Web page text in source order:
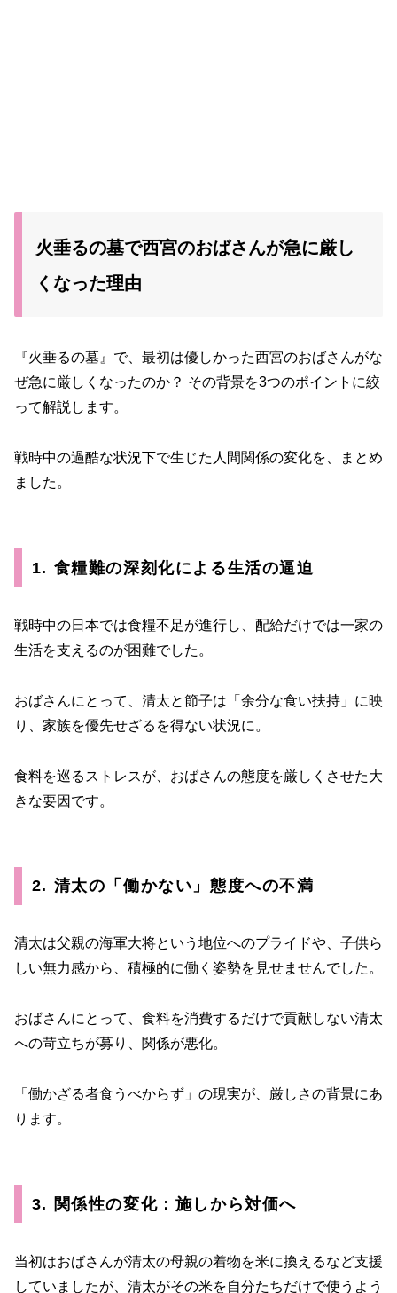
火垂るの墓で西宮のおばさんが急に厳し
くなった理由
『火垂るの墓』で、最初は優しかった西宮のおばさんがな
ぜ急に厳しくなったのか？ その背景を3つのポイントに絞
って解説します。
戦時中の過酷な状況下で生じた人間関係の変化を、まとめ
ました。
1. 食糧難の深刻化による生活の逼迫
戦時中の日本では食糧不足が進行し、配給だけでは一家の
生活を支えるのが困難でした。
おばさんにとって、清太と節子は「余分な食い扶持」に映
り、家族を優先せざるを得ない状況に。
食料を巡るストレスが、おばさんの態度を厳しくさせた大
きな要因です。
2. 清太の「働かない」態度への不満
清太は父親の海軍大将という地位へのプライドや、子供ら
しい無力感から、積極的に働く姿勢を見せませんでした。
おばさんにとって、食料を消費するだけで貢献しない清太
への苛立ちが募り、関係が悪化。
「働かざる者食うべからず」の現実が、厳しさの背景にあ
ります。
3. 関係性の変化：施しから対価へ
当初はおばさんが清太の母親の着物を米に換えるなど支援
していましたが、清太がその米を自分たちだけで使うよう